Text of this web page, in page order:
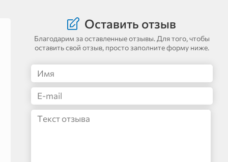
Оставить отзыв
Благодарим за оставленные отзывы. Для того, чтобы
оставить свой отзыв, просто заполните форму ниже.